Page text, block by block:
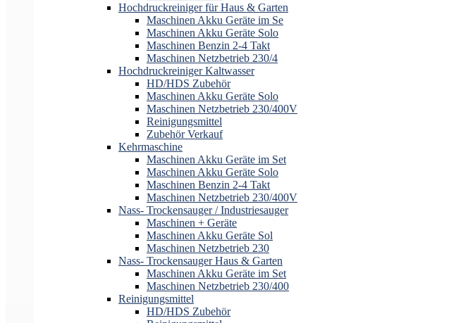
Hochdruckreiniger für Haus & Garten
Maschinen Akku Geräte im Se
Maschinen Akku Geräte Solo
Maschinen Benzin 2-4 Takt
Maschinen Netzbetrieb 230/4
Hochdruckreiniger Kaltwasser
HD/HDS Zubehör
Maschinen Akku Geräte Solo
Maschinen Netzbetrieb 230/400V
Reinigungsmittel
Zubehör Verkauf
Kehrmaschine
Maschinen Akku Geräte im Set
Maschinen Akku Geräte Solo
Maschinen Benzin 2-4 Takt
Maschinen Netzbetrieb 230/400V
Nass- Trockensauger / Industriesauger
Maschinen + Geräte
Maschinen Akku Geräte Sol
Maschinen Netzbetrieb 230
Nass- Trockensauger Haus & Garten
Maschinen Akku Geräte im Set
Maschinen Netzbetrieb 230/400
Reinigungsmittel
HD/HDS Zubehör